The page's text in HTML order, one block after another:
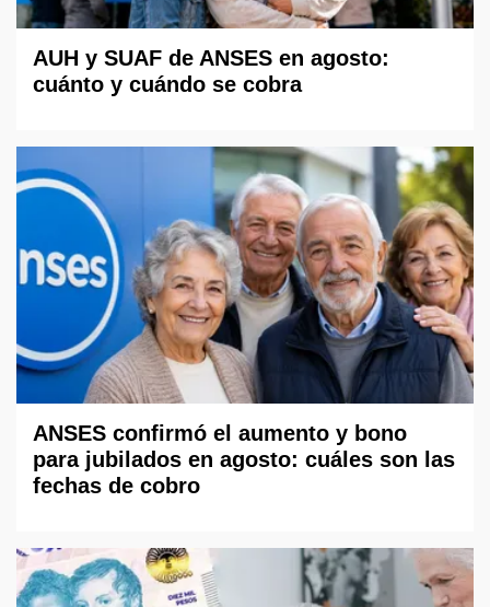
AUH y SUAF de ANSES en agosto:
cuánto y cuándo se cobra
ANSES confirmó el aumento y bono
para jubilados en agosto: cuáles son las
fechas de cobro